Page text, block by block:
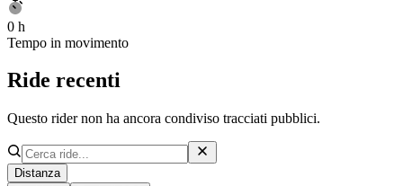
0 h
Tempo in movimento
Ride recenti
Questo rider non ha ancora condiviso tracciati pubblici.
Distanza